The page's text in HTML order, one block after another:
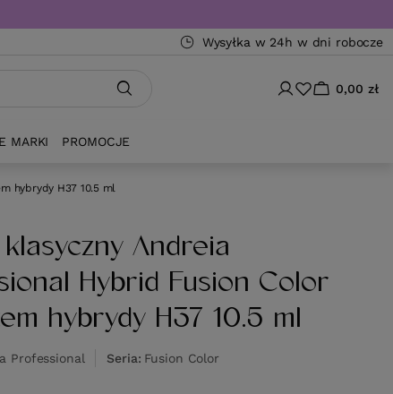
Wysyłka w 24h w dni robocze
0,00 zł
MARKI PROMOCJE
hybrydy H37 10.5 ml
Andreia
Hybrid Fusion Color
hybrydy H37 10.5 ml
Professional Seria Fusion Color